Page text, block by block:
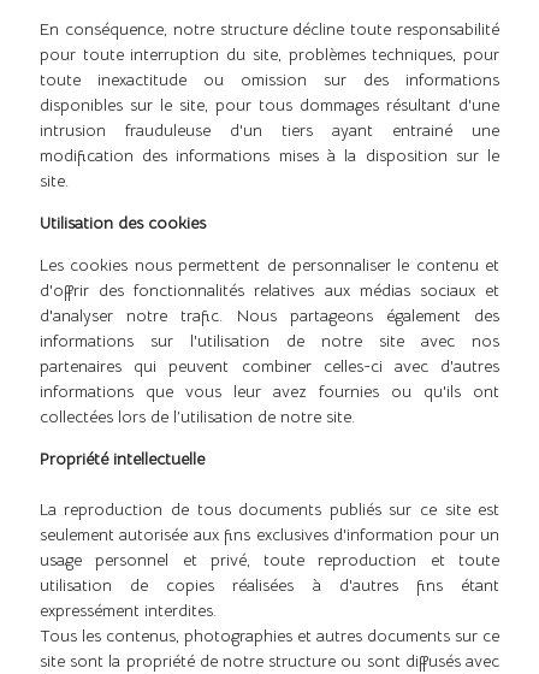
En conséquence, notre structure décline toute responsabilité
pour toute interruption du site, problèmes techniques, pour
toute inexactitude ou omission sur des informations
disponibles sur le site, pour tous dommages résultant d'une
intrusion frauduleuse d'un tiers ayant entrainé une
modification des informations mises à la disposition sur le
site.
Utilisation des cookies
Les cookies nous permettent de personnaliser le contenu et
d'offrir des fonctionnalités relatives aux médias sociaux et
d'analyser notre trafic. Nous partageons également des
informations sur l'utilisation de notre site avec nos
partenaires qui peuvent combiner celles-ci avec d'autres
informations que vous leur avez fournies ou qu'ils ont
collectées lors de l’utilisation de notre site.
Propriété intellectuelle
La reproduction de tous documents publiés sur ce site est
seulement autorisée aux fins exclusives d'information pour un
usage personnel et privé, toute reproduction et toute
utilisation de copies réalisées à d'autres fins étant
expressément interdites.
Tous les contenus, photographies et autres documents sur ce
site sont la propriété de notre structure ou sont diffusés avec